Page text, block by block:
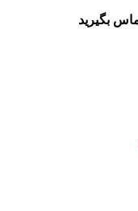
بگیرید